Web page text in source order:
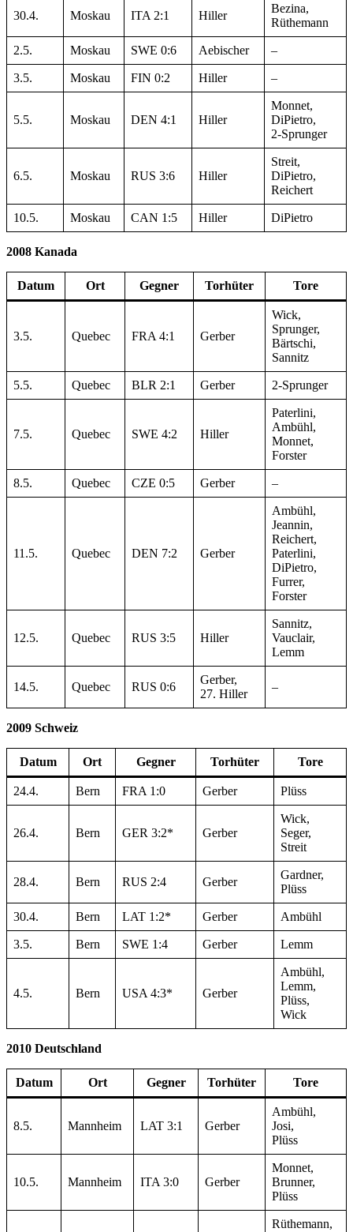
30.4. Moskau ITA 2:1 Hiller
Bezina,
Rüthemann
2.5. Moskau SWE 0:6 Aebischer –
3.5. Moskau FIN 0:2 Hiller –
5.5. Moskau DEN 4:1 Hiller
Monnet,
DiPietro,
2-Sprunger
6.5. Moskau RUS 3:6 Hiller
Streit,
DiPietro,
Reichert
10.5. Moskau CAN 1:5 Hiller DiPietro
2008 Kanada
Datum Ort Gegner Torhüter Tore
3.5. Quebec FRA 4:1 Gerber
Wick,
Sprunger,
Bärtschi,
Sannitz
5.5. Quebec BLR 2:1 Gerber 2-Sprunger
7.5. Quebec SWE 4:2 Hiller
Paterlini,
Ambühl,
Monnet,
Forster
8.5. Quebec CZE 0:5 Gerber –
11.5. Quebec DEN 7:2 Gerber
Ambühl,
Jeannin,
Reichert,
Paterlini,
DiPietro,
Furrer,
Forster
12.5. Quebec RUS 3:5 Hiller
Sannitz,
Vauclair,
Lemm
14.5. Quebec RUS 0:6
Gerber,
27. Hiller
–
2009 Schweiz
Datum Ort Gegner Torhüter Tore
24.4. Bern FRA 1:0 Gerber Plüss
26.4. Bern GER 3:2* Gerber
Wick,
Seger,
Streit
28.4. Bern RUS 2:4 Gerber
Gardner,
Plüss
30.4. Bern LAT 1:2* Gerber Ambühl
3.5. Bern SWE 1:4 Gerber Lemm
4.5. Bern USA 4:3* Gerber
Ambühl,
Lemm,
Plüss,
Wick
2010 Deutschland
Datum Ort Gegner Torhüter Tore
8.5. Mannheim LAT 3:1 Gerber
Ambühl,
Josi,
Plüss
10.5. Mannheim ITA 3:0 Gerber
Monnet,
Brunner,
Plüss
Rüthemann,